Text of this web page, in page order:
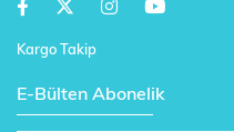
Kargo Takip
E-Bülten Abonelik